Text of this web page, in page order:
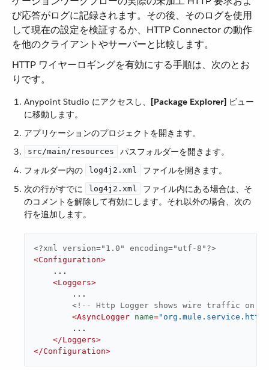
び応答がログに記録されます。その後、そのログを使用
して現在の設定を検証するか、HTTP Connector の動作
を他のクライアントやサーバーと比較します。
HTTP ワイヤーロギングを有効にする手順は、次のとお
りです。
Anypoint Studio にアクセスし、​ [Package Explorer] ​ ビュー
に移動します。
アプリケーションのプロジェクトを開きます。
src/main/resources
​ パスフォルダーを開きます。
フォルダー内の ​
log4j2.xml
​ ファイルを開きます。
次の行がすでに ​
log4j2.xml
​ ファイル内にある場合は、そ
のコメントを解除して有効にします。それ以外の場合、次の
行を追加します。
<?xml version="1.0" encoding="utf-8"?>
<Configuration>
    ...
<Loggers>
        ...
<!-- Http Logger shows wire traffic on
<AsyncLogger name=
        ...
</Loggers>
</Configuration>